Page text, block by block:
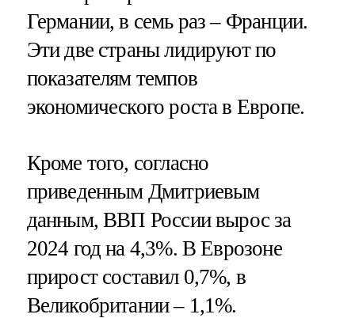
Германии, в семь раз – Франции.
Эти две страны лидируют по
показателям темпов
экономического роста в Европе.
Кроме того, согласно
приведенным Дмитриевым
данным, ВВП России вырос за
2024 год на 4,3%. В Еврозоне
прирост составил 0,7%, в
Великобритании – 1,1%.